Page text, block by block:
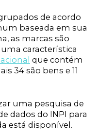
de acordo
baseada em sua
as marcas são
característica
que contém
34 são bens e 11
uma pesquisa de
dados do INPI para
está disponível.